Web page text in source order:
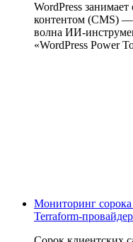
WordPress
контентом (CMS) —
волна
«WordPress Power
Мониторинг
Terraform-